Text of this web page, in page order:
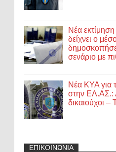
Νέα εκτίμηση
δείχνει ο
σενάριο με
Νέα ΚΥΑ για
στην ΕΛ.ΑΣ.:
δικαιούχοι –
ΕΠΙΚΟΙΝΩΝΙΑ